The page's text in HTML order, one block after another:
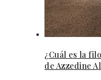
¿Cuál es la
de Azzedine